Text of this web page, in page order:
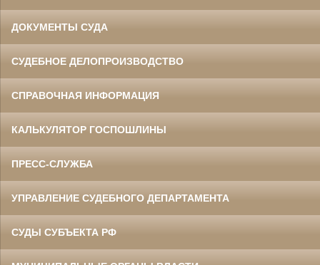
ДОКУМЕНТЫ СУДА
СУДЕБНОЕ ДЕЛОПРОИЗВОДСТВО
СПРАВОЧНАЯ ИНФОРМАЦИЯ
КАЛЬКУЛЯТОР ГОСПОШЛИНЫ
ПРЕСС-СЛУЖБА
УПРАВЛЕНИЕ СУДЕБНОГО ДЕПАРТАМЕНТА
СУДЫ СУБЪЕКТА РФ